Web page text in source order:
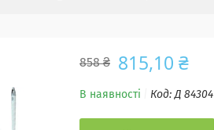
858 ₴ 815,10 ₴
В наявності Код:Д 84304